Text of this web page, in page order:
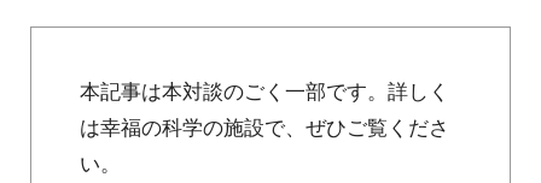
本記事は本対談のごく一部です。詳しく
は幸福の科学の施設で、ぜひご覧くださ
い。